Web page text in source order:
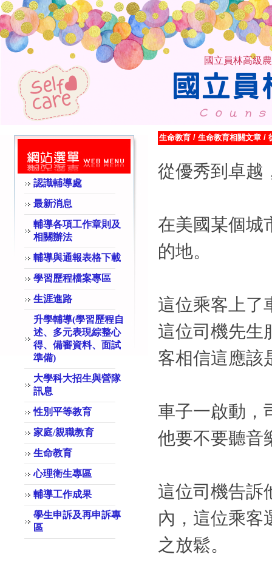
國立員林高級
認識輔導處
最新消息
輔導各項工作章則及
相關辦法
輔導與通報表格下載
學習歷程檔案專區
生涯進路
升學輔導(學習歷程自
述、多元表現綜整心
得、備審資料、面試
準備)
大學科大招生與營隊
訊息
性別平等教育
家庭/親職教育
生命教育
心理衛生專區
輔導工作成果
學生申訴及再申訴專
區
生命教育 / 生命教育相關文章 /
從優秀到卓越
在美國某個城
的地。
這位乘客上了
這位司機先生
客相信這應該
車子一啟動，
他要不要聽音
這位司機告訴
內，這位乘客
之放鬆。